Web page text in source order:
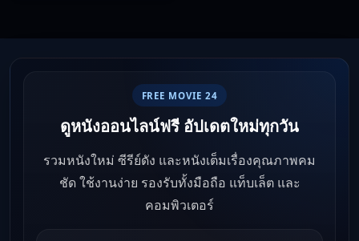
FREE MOVIE 24
ดูหนังออนไลน์ฟรี อัปเดตใหม่ทุกวัน
รวมหนังใหม่ ซีรีย์ดัง และหนังเต็มเรื่องคุณภาพคม
ชัด ใช้งานง่าย รองรับทั้งมือถือ แท็บเล็ต และ
คอมพิวเตอร์